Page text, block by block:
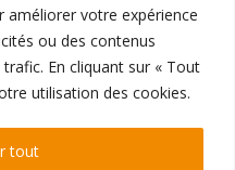
améliorer votre expérience
ou des contenus
En cliquant sur « Tout
utilisation des cookies.
tout
d'Or